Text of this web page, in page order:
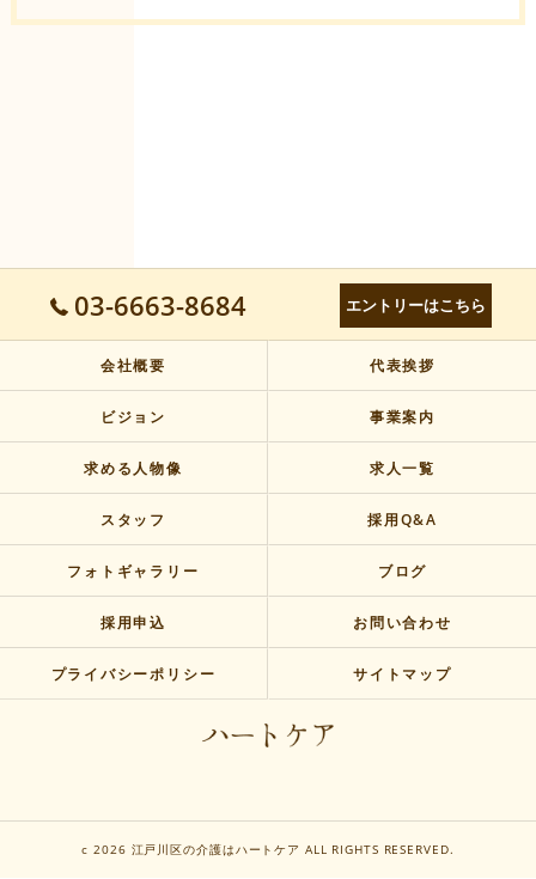
03-6663-8684 エントリーはこちら
会社概要 代表挨拶
ビジョン 事業案内
求める人物像 求人一覧
スタッフ 採用Q&A
フォトギャラリー ブログ
採用申込 お問い合わせ
プライバシーポリシー サイトマップ
c 2026 江戸川区の介護はハートケア ALL RIGHTS RESERVED.